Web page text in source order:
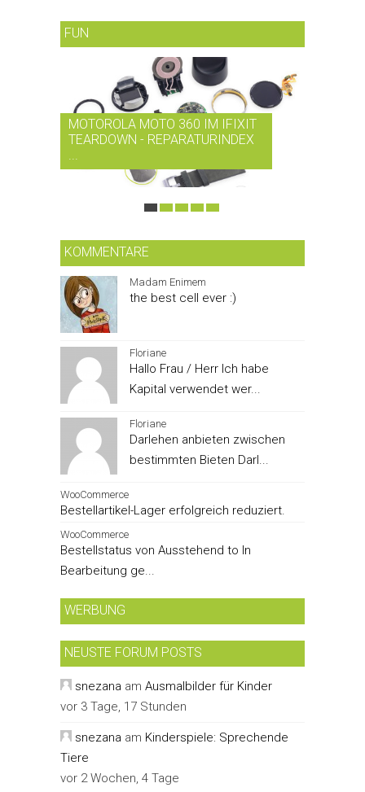
FUN
MOTOROLA MOTO 360 IM IFIXIT
TEARDOWN - REPARATURINDEX
KOMMENTARE
Madam Enimem
the best cell ever :)
Floriane
Hallo Frau / Herr Ich habe
Kapital verwendet wer...
Floriane
Darlehen anbieten zwischen
bestimmten Bieten Darl...
WooCommerce
Bestellartikel-Lager erfolgreich reduziert.
WooCommerce
Bestellstatus von Ausstehend to In
Bearbeitung ge...
WERBUNG
NEUSTE FORUM POSTS
snezana am Ausmalbilder für Kinder
vor 3 Tage, 17 Stunden
snezana am Kinderspiele: Sprechende
Tiere
vor 2 Wochen, 4 Tage